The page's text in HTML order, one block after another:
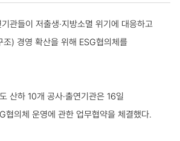
관들이 저출생·지방소멸 위기에 대응하고
조) 경영 확산을 위해 ESG협의체를
산하 10개 공사·출연기관은 16일
협의체 운영에 관한 업무협약을 체결했다.